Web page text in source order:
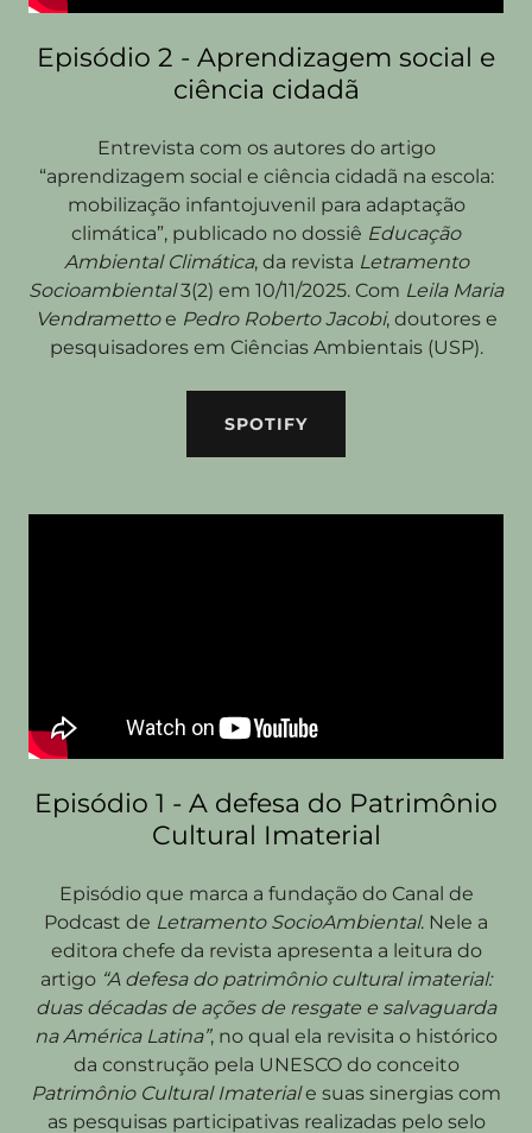
Episódio 2 - Aprendizagem social e
ciência cidadã
Entrevista com os autores do artigo
“aprendizagem social e ciência cidadã na escola:
mobilização infantojuvenil para adaptação
climática”, publicado no dossiê Educação
Ambiental Climática, da revista Letramento
Socioambiental3(2) em 10/11/2025. Com Leila Maria
Vendramettoe Pedro Roberto Jacobi, doutores e
pesquisadores em Ciências Ambientais (USP).
SPOTIFY
Episódio 1 - A defesa do Patrimônio
Cultural Imaterial
Episódio que marca a fundação do Canal de
Podcast de Letramento SocioAmbiental. Nele a
editora chefe da revista apresenta a leitura do
artigo “A defesa do patrimônio cultural imaterial:
duas décadas de ações de resgate e salvaguarda
na América Latina”, no qual ela revisita o histórico
da construção pela UNESCO do conceito
Patrimônio Cultural Imateriale suas sinergias com
as pesquisas participativas realizadas pelo selo